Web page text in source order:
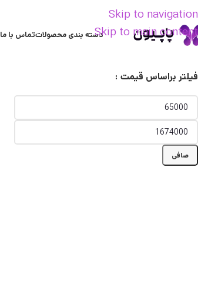
Skip to navigation
Skip to main contentدسته بندی محصولاتتماس با ما
فیلتر براساس قیمت :
صافی